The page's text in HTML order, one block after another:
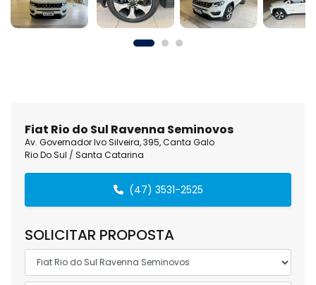
Fiat Rio do Sul Ravenna Seminovos
Av. Governador Ivo Silveira, 395, Canta Galo
Rio Do Sul / Santa Catarina
(47) 3531-2525
SOLICITAR PROPOSTA